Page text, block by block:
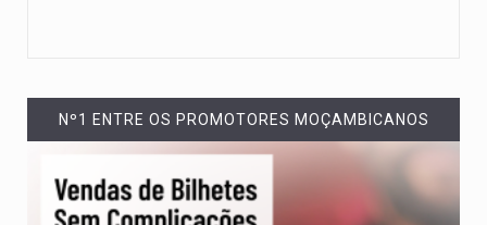
Nº1 ENTRE OS PROMOTORES MOÇAMBICANOS